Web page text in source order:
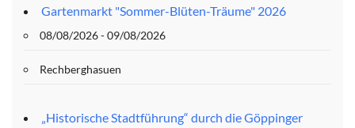
Gartenmarkt "Sommer-Blüten-Träume" 2026
08/08/2026 - 09/08/2026
Rechberghasuen
„Historische Stadtführung“ durch die Göppinger